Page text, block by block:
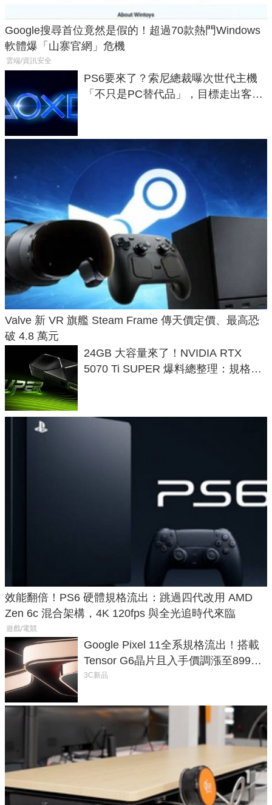
Google搜尋首位竟然是假的！超過70款熱門Windows
軟體爆「山寨官網」危機
雲端/資訊安全
PS6要來了？索尼總裁曝次世代主機
「不只是PC替代品」，目標走出客
Valve 新 VR 旗艦 Steam Frame 傳天價定價、最高恐
破 4.8 萬元
24GB 大容量來了！NVIDIA RTX
5070 Ti SUPER 爆料總整理：規格、
效能翻倍！PS6 硬體規格流出：跳過四代改用 AMD
Zen 6c 混合架構，4K 120fps 與全光追時代來臨
遊戲/電競
Google Pixel 11全系規格流出！搭載
Tensor G6晶片且入手價調漲至899美
元
3C新品